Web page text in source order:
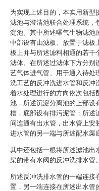
为实现上述目的，本实用新型
滤池与澄清池联合处理系统，
淀池。其中所述曝气生物滤池
中部设有由滤板、放置于滤板
板上并与所述滤料相通的若干
滤体。在所述过滤体下方分别
艺气体进气管、用于通入待处
洗工艺的反冲洗进水管和反冲
着水处理进行的方向依次包括
池，所述沉淀分离池的上部设
槽，底部设有排污泥管；所述
间连通有出水管，出水管上安
进水管的另一端与所述配水渠
其中还包括一根将所述滤池出
渠的带有水阀的反冲洗排水管。
所述反冲洗排水管的一端连接
置，另一端连接在所述出水管